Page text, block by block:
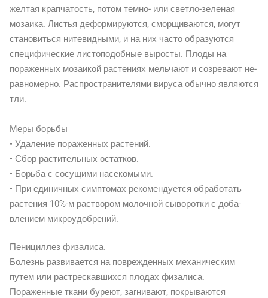
желтая крапчатость, потом темно- или светло-зеленая
мозаика. Листья деформируются, сморщиваются, могут
становиться нитевидными, и на них часто образуются
специфические листоподобные выросты. Плоды на
пораженных мозаикой растениях мельчают и созревают не-
равномерно. Распространителями вируса обычно являются
тли.
Меры борьбы
• Удаление пораженных растений.
• Сбор растительных остатков.
• Борьба с сосущими насекомыми.
• При единичных симптомах рекомендуется обработать
растения 10%-м раствором молочной сыворотки с доба-
влением микроудобрений.
Пенициллез физалиса.
Болезнь развивается на поврежденных механическим
путем или растрескавшихся плодах физалиса.
Пораженные ткани буреют, загнивают, покрываются